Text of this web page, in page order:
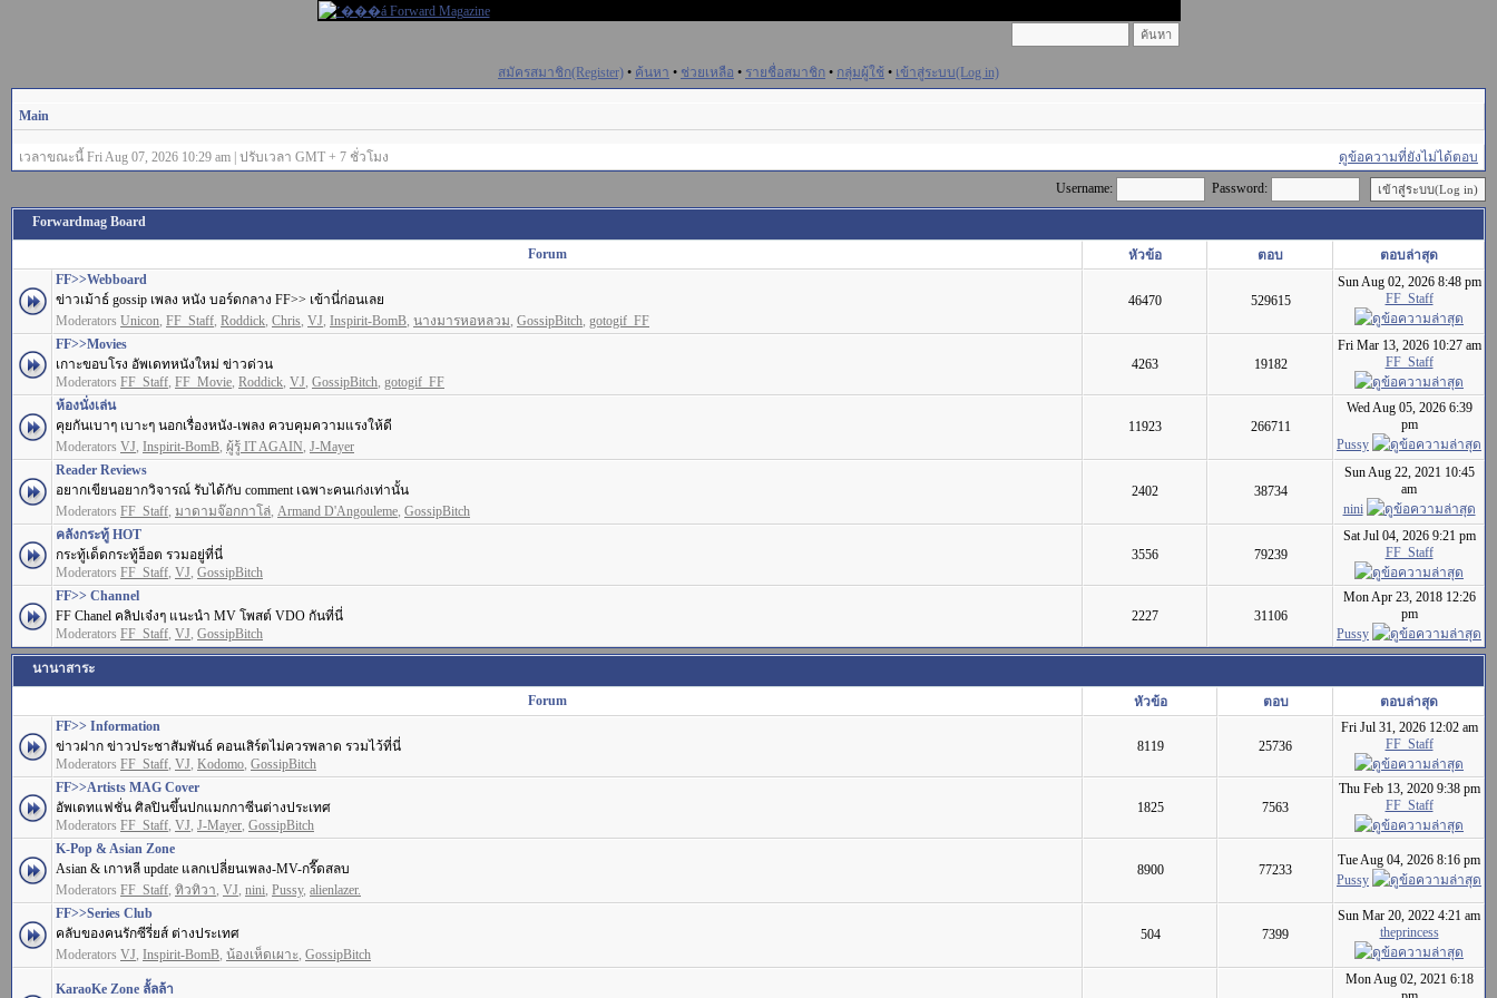
สมัครสมาชิก(Register) • ค้นหา • ช่วยเหลือ • รายชื่อสมาชิก • กลุ่มผู้ใช้ • เข้าสู่ระบบ(Log in)
Main
เวลาขณะนี้ Fri Aug 07, 2026 10:29 am | ปรับเวลา GMT + 7 ชั่วโมง
ดูข้อความที่ยังไม่ได้ตอบ
Username:
Password:
Forwardmag Board
Forum หัวข้อ ตอบ
ตอบล่าสุด
FF>>Webboard
ข่าวเม้าธ์ gossip เพลง หนัง บอร์ดกลาง FF>> เข้านี่ก่อนเลย
Moderators Unicon, FF_Staff, Roddick, Chris, VJ, Inspirit-BomB, นางมารหอหลวม, GossipBitch, gotogif_FF
46470 529615
Sun Aug 02, 2026 8:48 pm
FF_Staff
FF>>Movies
เกาะขอบโรง อัพเดทหนังใหม่ ข่าวด่วน
Moderators FF_Staff, FF_Movie, Roddick, VJ, GossipBitch, gotogif_FF
4263 19182
Fri Mar 13, 2026 10:27 am
FF_Staff
ห้องนั่งเล่น
คุยกันเบาๆ เบาะๆ นอกเรื่องหนัง-เพลง ควบคุมความแรงให้ดี
Moderators VJ, Inspirit-BomB, ผู้รู้ IT AGAIN, J-Mayer
11923 266711
Wed Aug 05, 2026 6:39
pm
Pussy
Reader Reviews
อยากเขียนอยากวิจารณ์ รับได้กับ comment เฉพาะคนเก่งเท่านั้น
Moderators FF_Staff, มาดามจ๊อกกาโล่, Armand D'Angouleme, GossipBitch
2402 38734
Sun Aug 22, 2021 10:45
am
nini
คลังกระทู้ HOT
กระทู้เด็ดกระทู้ฮ็อต รวมอยู่ที่นี่
Moderators FF_Staff, VJ, GossipBitch
3556 79239
Sat Jul 04, 2026 9:21 pm
FF_Staff
FF>> Channel
FF Chanel คลิปเจ๋งๆ แนะนำ MV โพสต์ VDO กันที่นี่
Moderators FF_Staff, VJ, GossipBitch
2227 31106
Mon Apr 23, 2018 12:26
pm
Pussy
นานาสาระ
Forum หัวข้อ ตอบ
ตอบล่าสุด
FF>> Information
ข่าวฝาก ข่าวประชาสัมพันธ์ คอนเสิร์ตไม่ควรพลาด รวมไว้ที่นี่
Moderators FF_Staff, VJ, Kodomo, GossipBitch
8119 25736
Fri Jul 31, 2026 12:02 am
FF_Staff
FF>>Artists MAG Cover
อัพเดทแฟชั่น ศิลปินขึ้นปกแมกกาซีนต่างประเทศ
Moderators FF_Staff, VJ, J-Mayer, GossipBitch
1825 7563
Thu Feb 13, 2020 9:38 pm
FF_Staff
K-Pop & Asian Zone
Asian & เกาหลี update แลกเปลี่ยนเพลง-MV-กรี๊ดสลบ
Moderators FF_Staff, ทิวทิวา, VJ, nini, Pussy, alienlazer.
8900 77233
Tue Aug 04, 2026 8:16 pm
Pussy
FF>>Series Club
คลับของคนรักซีรี่ยส์ ต่างประเทศ
Moderators VJ, Inspirit-BomB, น้องเห็ดเผาะ, GossipBitch
504 7399
Sun Mar 20, 2022 4:21 am
theprincess
KaraoKe Zone ลั้ลล้า
Mon Aug 02, 2021 6:18